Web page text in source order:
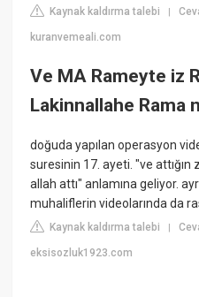
Kaynak kaldırma talebi |
kuranvemeali.com
Ve MA Rameyte iz
Lakinnallahe Rama
doğuda yapılan operasyon
suresinin 17. ayeti. "ve
allah attı" anlamına geliyor.
muhaliflerin videolarında da
Kaynak kaldırma talebi |
eksisozluk1923.com